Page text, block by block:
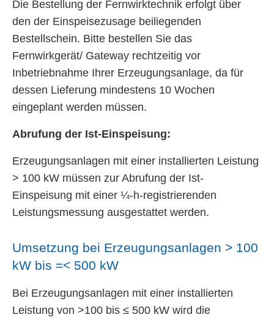
Die Bestellung der Fernwirktechnik erfolgt über
den der Einspeisezusage beiliegenden
Bestellschein. Bitte bestellen Sie das
Fernwirkgerät/ Gateway rechtzeitig vor
Inbetriebnahme Ihrer Erzeugungsanlage, da für
dessen Lieferung mindestens 10 Wochen
eingeplant werden müssen.
Abrufung der Ist-Einspeisung:
Erzeugungsanlagen mit einer installierten Leistung
> 100 kW müssen zur Abrufung der Ist-
Einspeisung mit einer ¼-h-registrierenden
Leistungsmessung ausgestattet werden.
Umsetzung bei Erzeugungsanlagen > 100
kW bis =< 500 kW
Bei Erzeugungsanlagen mit einer installierten
Leistung von >100 bis ≤ 500 kW wird die